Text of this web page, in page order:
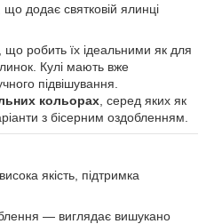
додає святковій ялинці
, що робить їх ідеальними як для
Кулі мають вже
підвішування.
кольорах , серед яких як
з бісерним оздобленням.
якість, підтримка
— виглядає вишукано